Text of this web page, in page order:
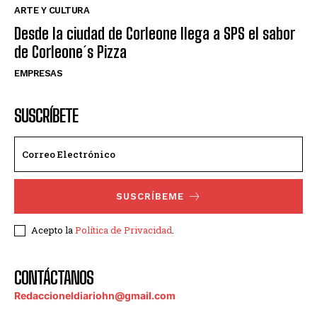
ARTE Y CULTURA
Desde la ciudad de Corleone llega a SPS el sabor
de Corleone´s Pizza
EMPRESAS
SUSCRÍBETE
SUSCRÍBEME
Acepto laPolítica de Privacidad.
CONTÁCTANOS
Redaccioneldiariohn@gmail.com